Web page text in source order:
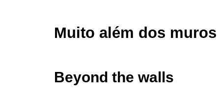
Muito além dos muros
Beyond the walls